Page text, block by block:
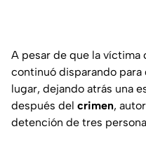
A pesar de que la víctima
continuó disparando
lugar, dejando atrás una
después del crimen,
detención de tres